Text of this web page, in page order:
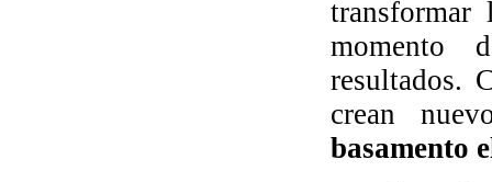
momento
resultados.
crean
basamento